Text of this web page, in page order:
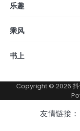
乐趣
乘风
书上
Copyright © 2026
友情链接：